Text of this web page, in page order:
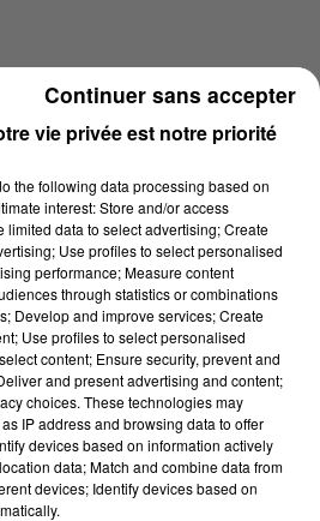
sec)
vie privée est notre priorité
the following data processing based on
interest: Store and/or access
limited data to select advertising; Create
Use profiles to select personalised
performance; Measure content
through statistics or combinations
Develop and improve services; Create
Use profiles to select personalised
content; Ensure security, prevent and
and present advertising and content;
choices. These technologies may
IP address and browsing data to offer
devices based on information actively
data; Match and combine data from
devices; Identify devices based on
Continuer sans accepter